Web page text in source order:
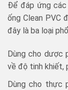
Để đáp ứng các
ống Clean PVC
đây là ba loại
Dùng cho dược
về độ tinh khiết,
Dùng cho thực